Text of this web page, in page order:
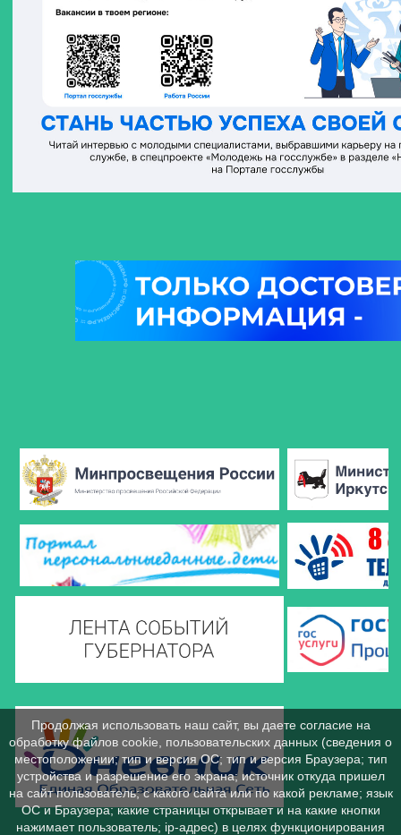
Продолжая использовать наш сайт, вы даете согласие на
обработку файлов cookie, пользовательских данных (сведения о
местоположении; тип и версия ОС; тип и версия Браузера; тип
устройства и разрешение его экрана; источник откуда пришел
на сайт пользователь; с какого сайта или по какой рекламе; язык
ОС и Браузера; какие страницы открывает и на какие кнопки
нажимает пользователь; ip-адрес) в целях функционирования